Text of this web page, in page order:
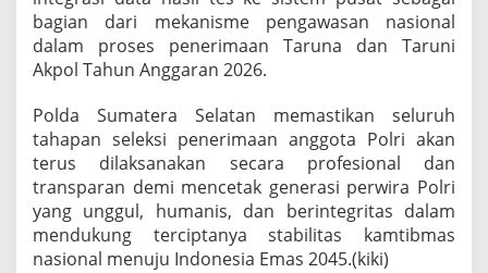
bagian dari mekanisme pengawasan nasional
dalam proses penerimaan Taruna dan Taruni
Akpol Tahun Anggaran 2026.
Polda Sumatera Selatan memastikan seluruh
tahapan seleksi penerimaan anggota Polri akan
terus dilaksanakan secara profesional dan
transparan demi mencetak generasi perwira Polri
yang unggul, humanis, dan berintegritas dalam
mendukung terciptanya stabilitas kamtibmas
nasional menuju Indonesia Emas 2045.(kiki)